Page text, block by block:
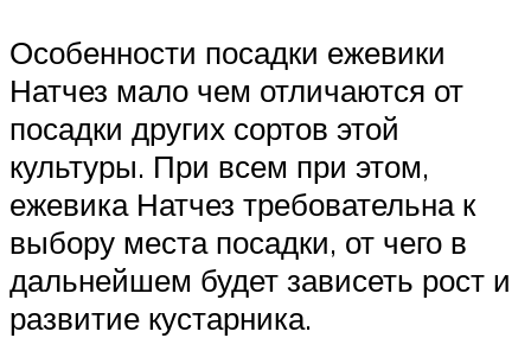
Особенности посадки ежевики
Натчез мало чем отличаются от
посадки других сортов этой
культуры. При всем при этом,
ежевика Натчез требовательна к
выбору места посадки, от чего в
дальнейшем будет зависеть рост и
развитие кустарника.